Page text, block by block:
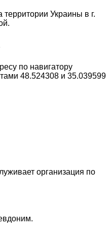
Украины в г.
по навигатору
48.524308 и 35.039599
организация по